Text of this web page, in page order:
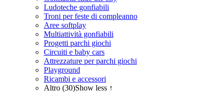
Ludoteche gonfiabili
Troni per feste di compleanno
Aree softplay
Multiattività gonfiabili
Progetti parchi giochi
Circuiti e baby cars
Attrezzature per parchi giochi
Playground
Ricambi e accessori
Altro (30)Show less ↑